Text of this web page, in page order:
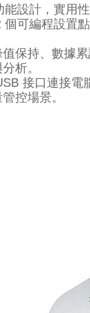
能設計，實用
個可編程設置
值保持、數據
析。
接口連接電
控場景。